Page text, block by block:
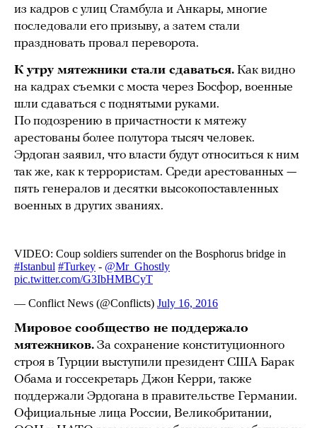
из кадров с улиц Стамбула и Анкары, многие
последовали его призыву, а затем стали
праздновать провал переворота.
К утру мятежники стали сдаваться. Как видно
на кадрах съемки с моста через Босфор, военные
шли сдаваться с поднятыми руками.
По подозрению в причастности к мятежу
арестованы более полутора тысяч человек.
Эрдоган заявил, что власти будут относиться к ним
так же, как к террористам. Среди арестованных —
пять генералов и десятки высокопоставленных
военных в других званиях.
Мировое сообщество не поддержало
мятежников. За сохранение конституционного
строя в Турции выступили президент США Барак
Обама и госсекретарь Джон Керри, также
поддержали Эрдогана в правительстве Германии.
Официальные лица России, Великобритании,